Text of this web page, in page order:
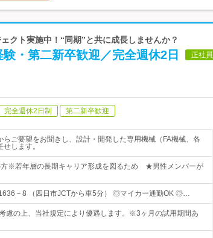
クト実施中！“同期”と共に成長しませんか？
験・第二新卒歓迎／完全週休2日 正社員
完全週休2日制 第二新卒歓迎
ご要望をお聞きし、設計・開発した専用機械（FA機械、各
します。
方※若年層の長期キャリア形成を図るため ★男性メンバーが
1636－8 （四日市JCTから車5分） ◎マイカー通勤OK ◎…
慮の上、当社規定により優遇します。※3ヶ月の試用期間あ